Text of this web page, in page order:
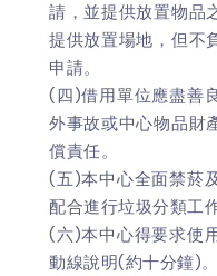
請，並提供放置物品
提供放置場地，但不
申請。
(四)借用單位應盡善
外事故或中心物品財
償責任。
(五)本中心全面禁菸
配合進行垃圾分類工作
(六)本中心得要求使
動線說明(約十分鐘)。